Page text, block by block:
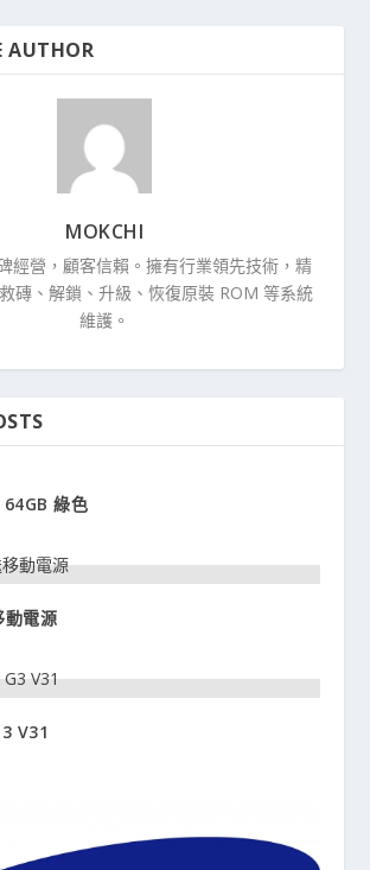
AUTHOR
MOKCHI
經營，顧客信賴。擁有行業領先技術，精
磚、解鎖、升級、恢復原裝 ROM 等系統
維護。
64GB 綠色
動電源
V31